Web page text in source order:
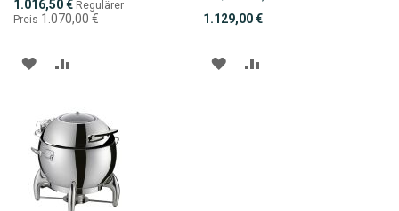
1.016,50 € Regulärer
Preis 1.070,00 €
ZUR
HINZUFÜGEN
HINZUFÜGEN
1.129,00 €
ZUR